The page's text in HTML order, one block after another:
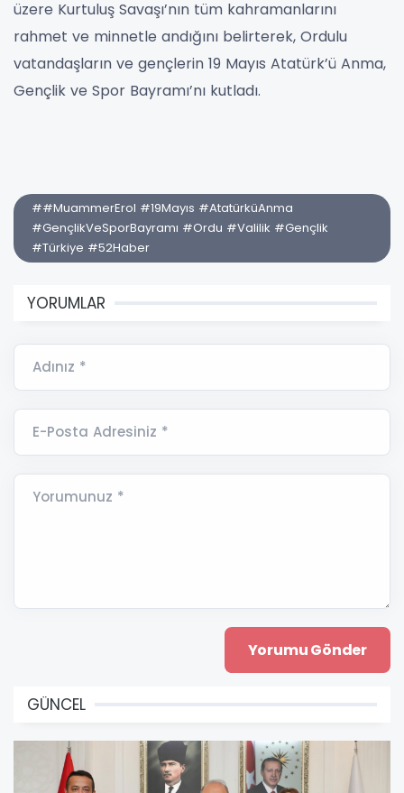
üzere Kurtuluş Savaşı’nın tüm kahramanlarını
rahmet ve minnetle andığını belirterek, Ordulu
vatandaşların ve gençlerin 19 Mayıs Atatürk’ü Anma,
Gençlik ve Spor Bayramı’nı kutladı.
##MuammerErol #19Mayıs #AtatürküAnma
#GençlikVeSporBayramı #Ordu #Valilik #Gençlik
#Türkiye #52Haber
YORUMLAR
Adınız *
E-Posta Adresiniz *
Yorumunuz *
GÜNCEL